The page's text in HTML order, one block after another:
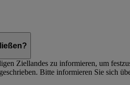
Ziellandes zu informieren, um
Bitte informieren Sie sich